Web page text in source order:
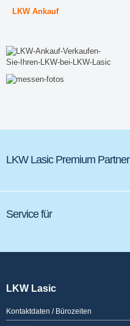
LKW Ankauf
LKW Lasic Premium Partner
Service für
LKW Lasic
Kontaktdaten / Bürozeiten